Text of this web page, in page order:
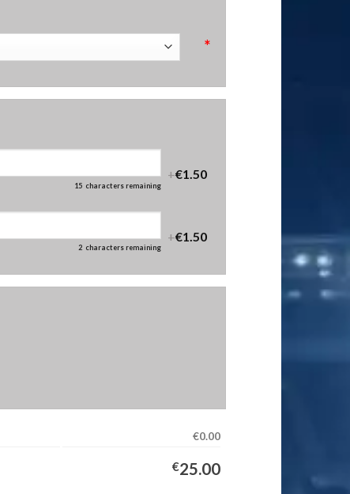
*
15 characters remaining
+€1.50
2 characters remaining
+€1.50
€0.00
€25.00